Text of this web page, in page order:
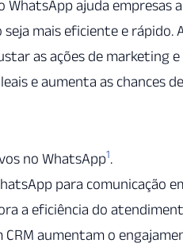
ajuda empresas
mais eficiente e rápido.
as ações de marketing
e aumenta as chances
no WhatsApp1.
para comunicação
a eficiência do
aumentam o